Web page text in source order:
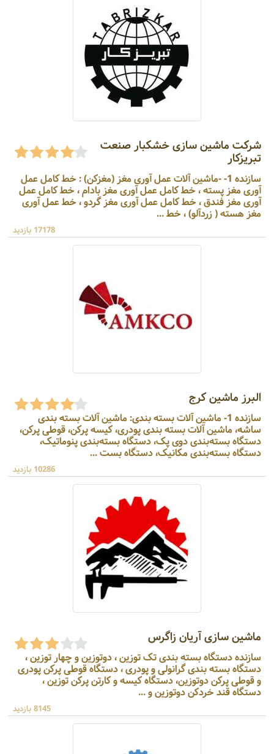
شرکت ماشین سازی خشکبار صنعت
تبریزکار
سازنده 1- -ماشین آلات عمل آوری مغز (مغزکن) : خط کامل عمل
آوری مغز پسته ، خط کامل عمل آوری مغز بادام ، خط کامل عمل
آوری مغز فندق ، خط کامل عمل آوری مغز گردو ، خط عمل آوری
مغز هسته ( زردآلو) ، خط ...
17178 بازدید
البرز ماشین کرج
سازنده 1- ماشین آلات بسته بندی: ماشین آلات بسته بندی
ساشه، ماشین آلات بسته بندی پودری، کیسه پرکن، قوطی پرکن،
دستگاه بسته‌بندی دوی پک، دستگاه بسته‌بندی پنوماتیک،
دستگاه بسته‌بندی مکانیک، دستگاه بست ...
10286 بازدید
ماشین سازی آریان زاگرس
سازنده دستگاه بسته بندی تک توزین ، دوتوزین و چهار توزین ،
دستگاه بسته بندی گرانولی و پودری ، دستگاه قوطی پرکن پودری
و قوطی پرکن دوتوزین، دستگاه کیسه و کارتن پرکن توزین ،
دستگاه قند خردکن دوتوزین و ...
8145 بازدید